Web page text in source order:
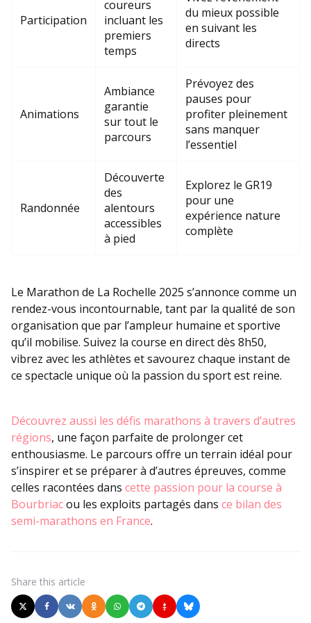
Participation
coureurs
incluant les
premiers
temps
du mieux possible
en suivant les
directs
Animations
Ambiance
garantie
sur tout le
parcours
Prévoyez des
pauses pour
profiter pleinement
sans manquer
l’essentiel
Randonnée
Découverte
des
alentours
accessibles
à pied
Explorez le GR19
pour une
expérience nature
complète
Le Marathon de La Rochelle 2025 s’annonce comme un
rendez-vous incontournable, tant par la qualité de son
organisation que par l’ampleur humaine et sportive
qu’il mobilise. Suivez la course en direct dès 8h50,
vibrez avec les athlètes et savourez chaque instant de
ce spectacle unique où la passion du sport est reine.
Découvrez aussi les défis marathons à travers d’autres
régions, une façon parfaite de prolonger cet
enthousiasme. Le parcours offre un terrain idéal pour
s’inspirer et se préparer à d’autres épreuves, comme
celles racontées dans cette passion pour la course à
Bourbriacou les exploits partagés dans ce bilan des
semi-marathons en France.
Share this article